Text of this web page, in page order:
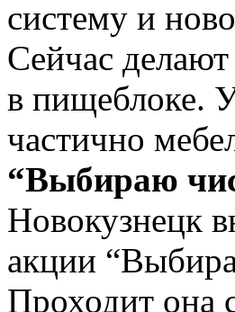
систему и
Сейчас
в пищеблоке.
частично
“Выбираю
Новокузнецк
акции
Проходит она